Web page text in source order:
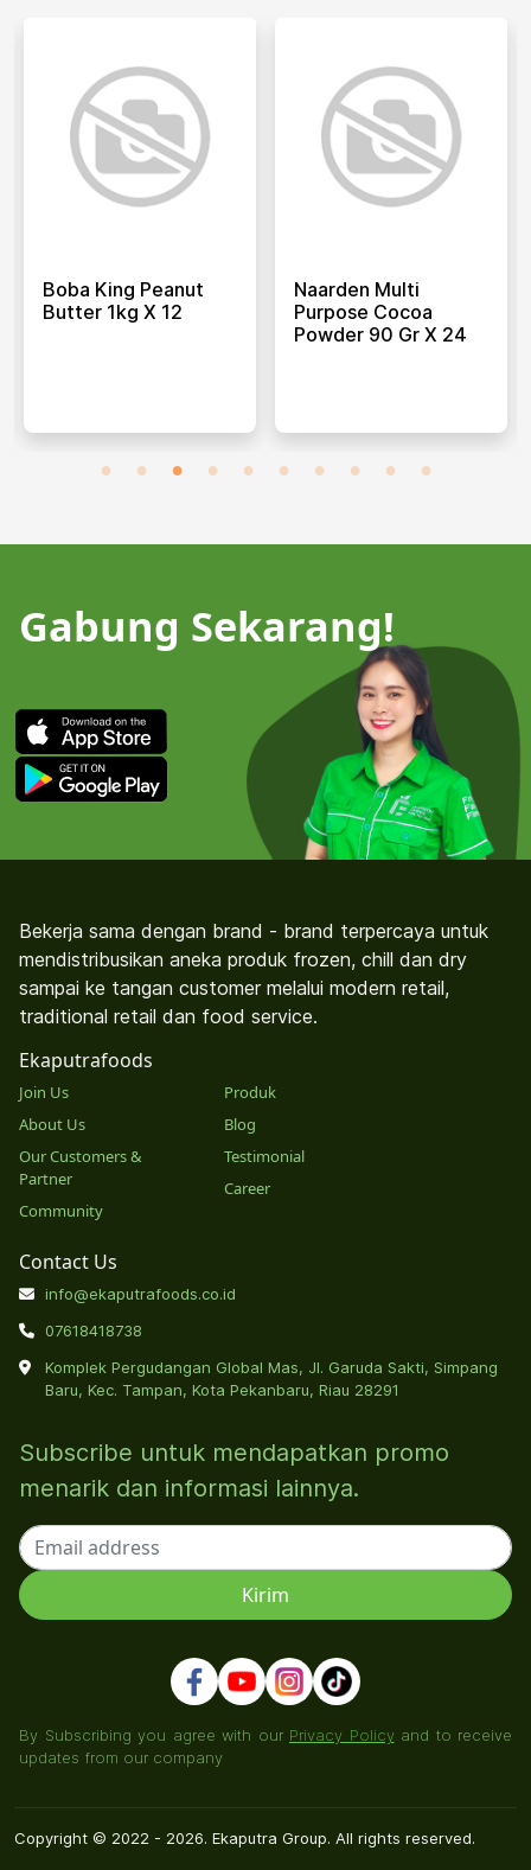
Boba King Peanut
Butter 1kg X 12
Naarden Multi
Purpose Cocoa
Powder 90 Gr X 24
Gabung Sekarang!
Bekerja sama dengan brand - brand terpercaya untuk
mendistribusikan aneka produk frozen, chill dan dry
sampai ke tangan customer melalui modern retail,
traditional retail dan food service.
Ekaputrafoods
Join Us
About Us
Our Customers &
Partner
Community
Produk
Blog
Testimonial
Career
Contact Us
info@ekaputrafoods.co.id
07618418738
Komplek Pergudangan Global Mas, Jl. Garuda Sakti, Simpang
Baru, Kec. Tampan, Kota Pekanbaru, Riau 28291
Subscribe untuk mendapatkan promo
menarik dan informasi lainnya.
By Subscribing you agree with our Privacy Policyand to receive
updates from our company
Copyright © 2022 - 2026. Ekaputra Group. All rights reserved.